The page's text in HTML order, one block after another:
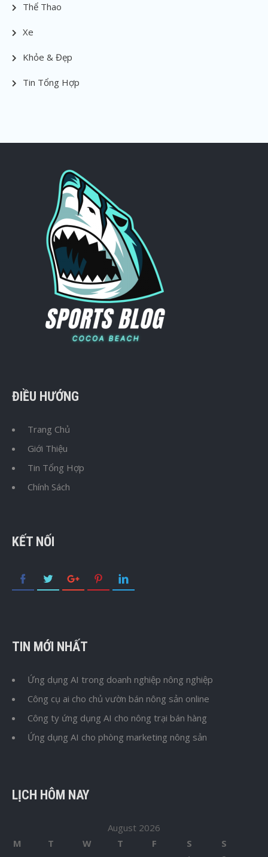
Thể Thao
Xe
Khỏe & Đẹp
Tin Tổng Hợp
ĐIỀU HƯỚNG
Trang Chủ
Giới Thiệu
Tin Tổng Hợp
Chính Sách
KẾT NỐI
TIN MỚI NHẤT
Ứng dụng AI trong doanh nghiệp nông nghiệp
Công cụ ai cho chủ vườn bán nông sản online
Công ty ứng dụng AI cho nông trại bán hàng
Ứng dụng AI cho phòng marketing nông sản
LỊCH HÔM NAY
August 2026
M
T W T F S
S